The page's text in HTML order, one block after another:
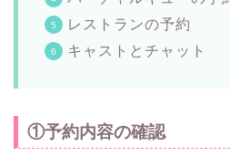
レストランの予約
キャストとチャット
①予約内容の確認